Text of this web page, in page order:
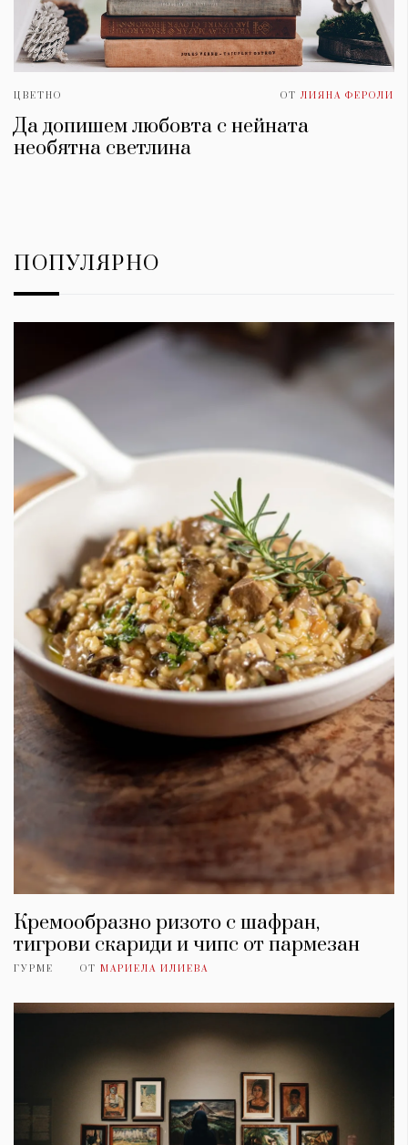
ЦВЕТНО ОТ ЛИЯНА ФЕРОЛИ
Да допишем любовта с нейната
необятна светлина
ПОПУЛЯРНО
Кремообразно ризото с шафран,
тигрови скариди и чипс от пармезан
ГУРМЕ ОТ МАРИЕЛА ИЛИЕВА